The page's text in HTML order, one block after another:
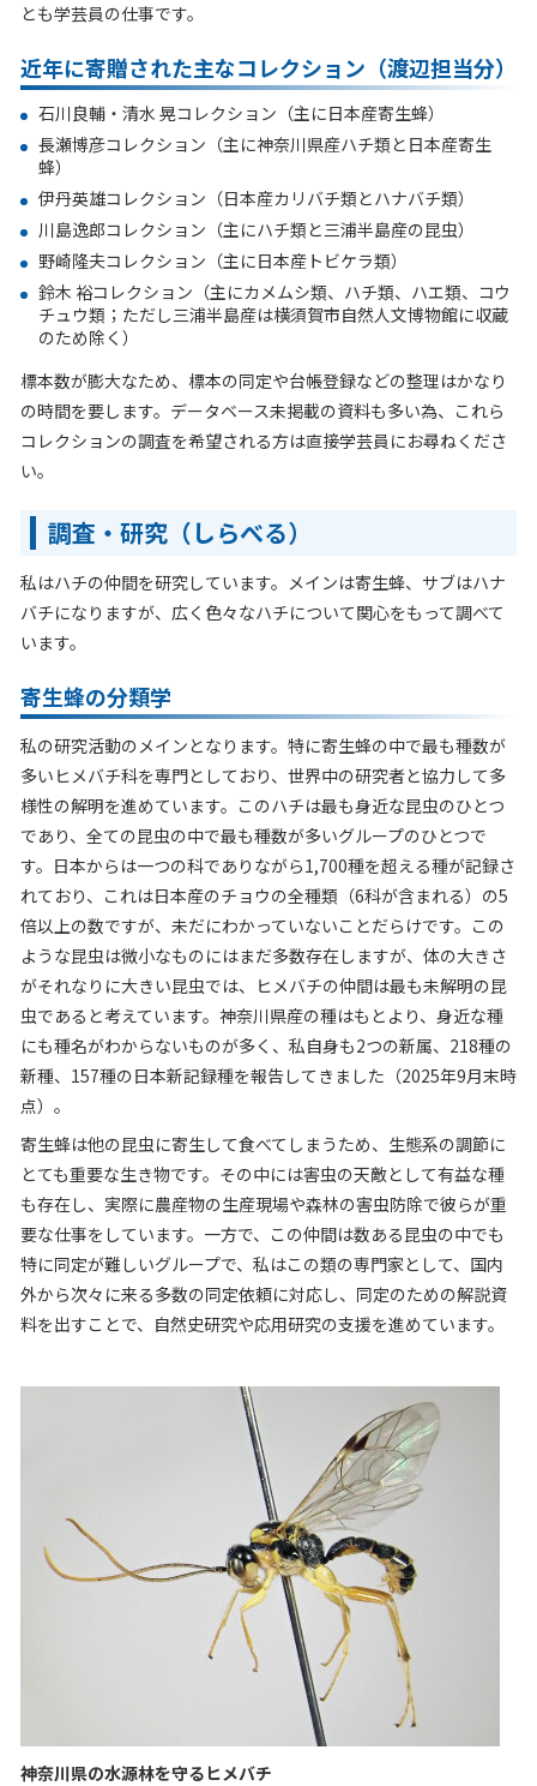
とも学芸員の仕事です。
近年に寄贈された主なコレクション（渡辺担当分）
石川良輔・清水 晃コレクション（主に日本産寄生蜂）
長瀬博彦コレクション（主に神奈川県産ハチ類と日本産寄生
蜂）
伊丹英雄コレクション（日本産カリバチ類とハナバチ類）
川島逸郎コレクション（主にハチ類と三浦半島産の昆虫）
野崎隆夫コレクション（主に日本産トビケラ類）
鈴木 裕コレクション（主にカメムシ類、ハチ類、ハエ類、コウ
チュウ類；ただし三浦半島産は横須賀市自然人文博物館に収蔵
のため除く）
標本数が膨大なため、標本の同定や台帳登録などの整理はかなり
の時間を要します。データベース未掲載の資料も多い為、これら
コレクションの調査を希望される方は直接学芸員にお尋ねくださ
い。
調査・研究（しらべる）
私はハチの仲間を研究しています。メインは寄生蜂、サブはハナ
バチになりますが、広く色々なハチについて関心をもって調べて
います。
寄生蜂の分類学
私の研究活動のメインとなります。特に寄生蜂の中で最も種数が
多いヒメバチ科を専門としており、世界中の研究者と協力して多
様性の解明を進めています。このハチは最も身近な昆虫のひとつ
であり、全ての昆虫の中で最も種数が多いグループのひとつで
す。日本からは一つの科でありながら1,700種を超える種が記録さ
れており、これは日本産のチョウの全種類（6科が含まれる）の5
倍以上の数ですが、未だにわかっていないことだらけです。この
ような昆虫は微小なものにはまだ多数存在しますが、体の大きさ
がそれなりに大きい昆虫では、ヒメバチの仲間は最も未解明の昆
虫であると考えています。神奈川県産の種はもとより、身近な種
にも種名がわからないものが多く、私自身も2つの新属、218種の
新種、157種の日本新記録種を報告してきました（2025年9月末時
点）。
寄生蜂は他の昆虫に寄生して食べてしまうため、生態系の調節に
とても重要な生き物です。その中には害虫の天敵として有益な種
も存在し、実際に農産物の生産現場や森林の害虫防除で彼らが重
要な仕事をしています。一方で、この仲間は数ある昆虫の中でも
特に同定が難しいグループで、私はこの類の専門家として、国内
外から次々に来る多数の同定依頼に対応し、同定のための解説資
料を出すことで、自然史研究や応用研究の支援を進めています。
神奈川県の水源林を守るヒメバチ